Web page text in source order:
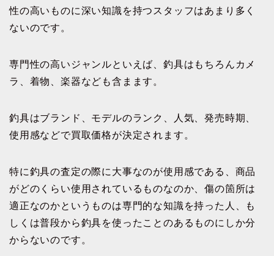
性の高いものに深い知識を持つスタッフはあまり多く
ないのです。
専門性の高いジャンルといえば、釣具はもちろんカメ
ラ、着物、楽器なども含まます。
釣具はブランド、モデルのランク、人気、発売時期、
使用感などで買取価格が決定されます。
特に釣具の査定の際に大事なのが使用感である、商品
がどのくらい使用されているものなのか、傷の箇所は
適正なのかというものは専門的な知識を持った人、も
しくは普段から釣具を使ったことのあるものにしか分
からないのです。